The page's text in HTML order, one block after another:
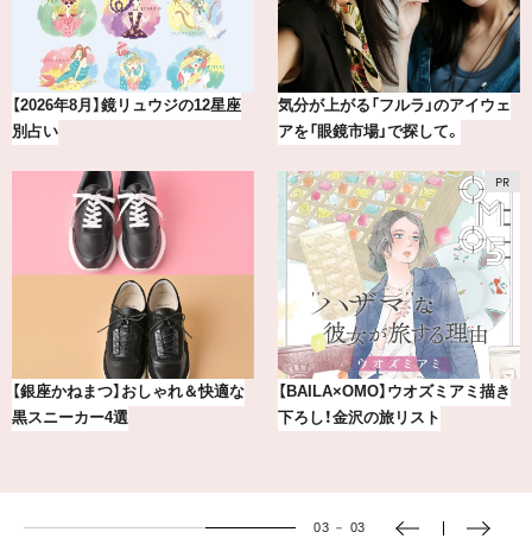
【2026年8月】鏡リュウジの12星座
別占い
気分が上がる「フルラ」のアイウェ
アを「眼鏡市場」で探して。
【銀座かねまつ】おしゃれ＆快適な
黒スニーカー4選
【BAILA×OMO】ウオズミアミ描き
下ろし！金沢の旅リスト
03 － 03